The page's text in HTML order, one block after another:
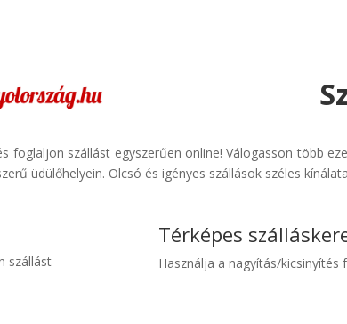
foglaljon szállást egyszerűen online! Válogasson több
üdülőhelyein. Olcsó és igényes szállások széles
szállást
Térképes
Használja a nagyítás/